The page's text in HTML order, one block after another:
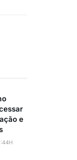
e